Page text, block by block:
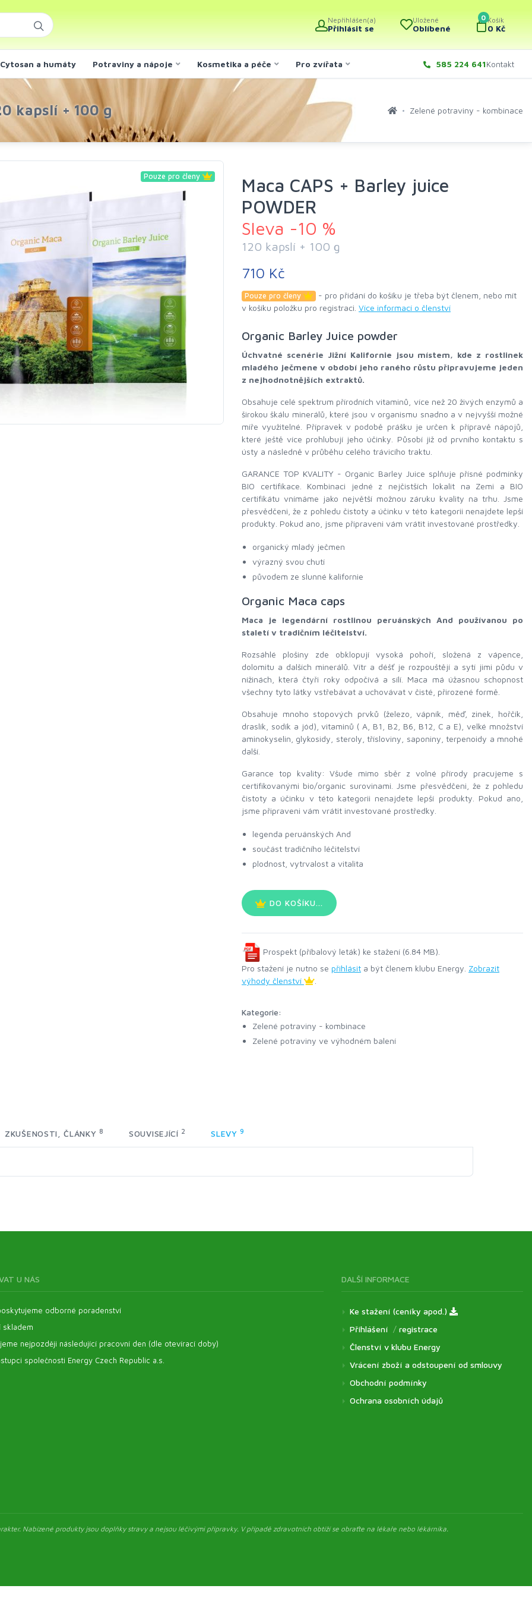
Nepřihlášen(a)
Přihlásit se
Uložené
Oblíbené
0 Košík
0 Kč
Cytosan a humáty Potraviny a nápoje Kosmetika a péče Pro zvířata 585 224 641Kontakt
kapslí + 100 g Zelené potraviny - kombinace
Pouze pro členy
Maca CAPS + Barley juice
POWDER
Sleva -10 %
120 kapslí + 100 g
710 Kč
Pouze pro členy
- pro přidání do košíku je třeba být členem, nebo mít
v košíku položku pro registraci. Více informací o členství
Organic Barley Juice powder
Úchvatné scenérie Jižní Kalifornie jsou místem, kde z rostlinek
mladého ječmene v období jeho raného růstu připravujeme jeden
z nejhodnotnějších extraktů.
Obsahuje celé spektrum přírodních vitaminů, více než 20 živých enzymů a
širokou škálu minerálů, které jsou v organismu snadno a v nejvyšší možné
míře využitelné. Přípravek v podobě prášku je určen k přípravě nápojů,
které ještě více prohlubují jeho účinky. Působí již od prvního kontaktu s
ústy a následně v průběhu celého trávicího traktu.
GARANCE TOP KVALITY - Organic Barley Juice splňuje přísné podmínky
BIO certifikace. Kombinaci jedné z nejčistších lokalit na Zemi a BIO
certifikátu vnímáme jako největší možnou záruku kvality na trhu. Jsme
přesvědčeni, že z pohledu čistoty a účinku v této kategorii nenajdete lepší
produkty. Pokud ano, jsme připraveni vám vrátit investované prostředky.
organický mladý ječmen
výrazný svou chutí
původem ze slunné kalifornie
Organic Maca caps
Maca je legendární rostlinou peruánských And používanou po
staletí v tradičním léčitelství.
Rozsáhlé plošiny zde obklopují vysoká pohoří, složená z vápence,
dolomitu a dalších minerálů. Vítr a déšť je rozpouštějí a sytí jimi půdu v
nížinách, která čtyři roky odpočívá a sílí. Maca má úžasnou schopnost
všechny tyto látky vstřebávat a uchovávat v čisté, přirozené formě.
Obsahuje mnoho stopových prvků (železo, vápník, měď, zinek, hořčík,
draslík, sodík a jód), vitaminů ( A, B1, B2, B6, B12, C a E), velké množství
aminokyselin, glykosidy, steroly, třísloviny, saponiny, terpenoidy a mnohé
další.
Garance top kvality: Všude mimo sběr z volné přírody pracujeme s
certifikovanými bio/organic surovinami. Jsme přesvědčeni, že z pohledu
čistoty a účinku v této kategorii nenajdete lepší produkty. Pokud ano,
jsme připraveni vám vrátit investované prostředky.
legenda peruánských And
součást tradičního léčitelství
plodnost, vytrvalost a vitalita
DO KOŠÍKU...
Prospekt (příbalový leták) ke stažení (6.84 MB).
Pro stažení je nutno se přihlásit a být členem klubu Energy. Zobrazit
výhody členství
Kategorie:
Zelené potraviny - kombinace
Zelené potraviny ve výhodném balení
ZKUŠENOSTI, ČLÁNKY 8 SOUVISEJÍCÍ 2 SLEVY9
U NÁS
odborné poradenství
skladem
nejpozději následující pracovní den (dle otevírací doby)
společnosti Energy Czech Republic a.s.
DALŠÍ INFORMACE
Ke stažení (ceníky apod.)
Přihlášení / registrace
Členství v klubu Energy
Vrácení zboží a odstoupení od smlouvy
Obchodní podmínky
Ochrana osobních údajů
Nabízené produkty jsou doplňky stravy a nejsou léčivými přípravky. V případě zdravotních obtíží se obraťte na lékaře nebo lékárníka.